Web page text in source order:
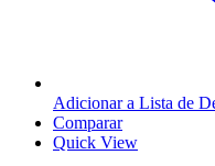
Adicionar a Lista de
Comparar
Quick View